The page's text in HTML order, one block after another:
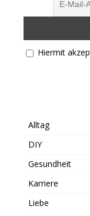
Hiermit
Alltag
DIY
Gesundheit
Karriere
Liebe